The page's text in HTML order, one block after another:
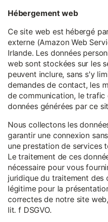
Hébergement web
Ce site web est hébergé
externe (Amazon Web
Irlande. Les données
web sont stockées sur les
peuvent inclure, sans s'y
demandes de contact, les
de communication, le
données générées par ce
Nous collectons les
garantir une connexion
une prestation de services
Le traitement de ces
nécessaire pour vous
juridique du traitement des
légitime pour la
correctes de notre site
lit. f DSGVO.